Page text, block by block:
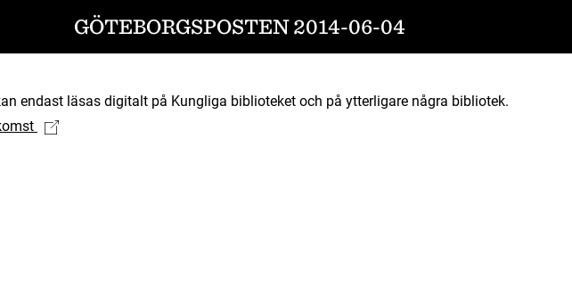
GÖTEBORGSPOSTEN 2014-06-04
endast läsas digitalt på Kungliga biblioteket och på ytterligare några bibliotek.